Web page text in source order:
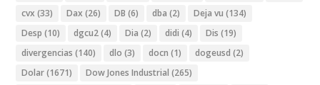
cvx (33) Dax (26) DB (6) dba (2) Deja vu (134)
Desp (10) dgcu2(4) Dia (2) didi (4) Dis (19)
divergencias (140) dlo (3) docn (1) dogeusd (2)
Dolar(1671) Dow Jones Industrial (265)